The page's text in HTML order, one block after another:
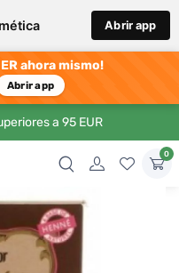
Abrir app
ahora mismo!
Abrir app
a 95 EUR
0